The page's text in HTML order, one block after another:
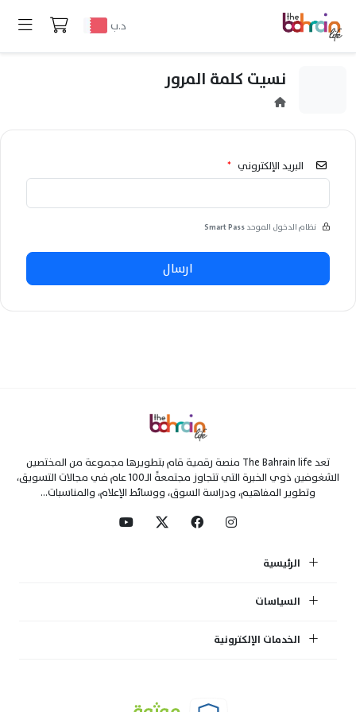
د.ب
نسيت كلمة المرور
البريد الإلكتروني *
نظام الدخول الموحد
ارسال
تعد The Bahrain life منصة رقمية قام بتطويرها مجموعة من المختصين
الشغوفين ذوي الخبرة التي تتجاوز مجتمعةً الـ100 عام في مجالات التسويق،
وتطوير المفاهيم، ودراسة السوق، ووسائط الإعلام، والمناسبات...
الرئيسية
السياسات
الخدمات الإلكترونية